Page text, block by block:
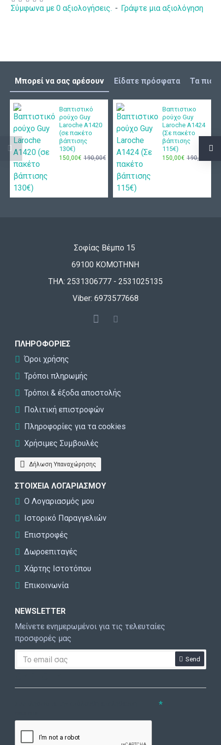
Σύμφωνα με 0 αξιολογήσεις. - Γράψτε μια αξιολόγηση
Μπορεί να σας αρέσουν Είδατε πρόσφατα Τα πιο
Βαπτιστικό
ρούχο Guy
Laroche Α1420
(σε πακέτο
βάπτισης
130€)
150,00€ 190,00€
Βαπτιστικο
ρούχο Guy
Laroche Α1424
(Σε πακέτο
βάπτισης
115€)
150,00€ 190,00€
Σοφίας Βέμπο 15
69100 ΚΟΜΟΤΗΝΗ
ΤΗΛ: 2531306777 - 2531025135
Viber: 6973577668
ΠΛΗΡΟΦΟΡΊΕΣ
Όροι χρήσης
Τρόποι πληρωμής
Τρόποι & έξοδα αποστολής
Πολιτική επιστροφών
Πληροφορίες για τα cookies
Χρήσιμες Συμβουλές
Δήλωση Υπαναχώρησης
ΣΤΟΙΧΕΊΑ ΛΟΓΑΡΙΑΣΜΟΎ
Ο Λογαριασμός μου
Ιστορικό Παραγγελιών
Επιστροφές
Δωροεπιταγές
Χάρτης Ιστοτόπου
Επικοινωνία
NEWSLETTER
Μείνετε ενημερωμένοι για τις τελευταίες
προσφορές μας
Send